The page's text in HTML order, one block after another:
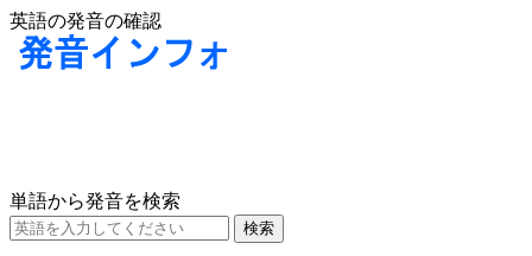
英語の発音の確認
単語から発音を検索